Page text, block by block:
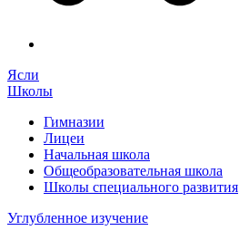
Ясли
Школы
Гимназии
Лицеи
Начальная школа
Общеобразовательная школа
Школы специального развития
Углубленное изучение